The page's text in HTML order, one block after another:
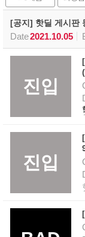
[공지] 핫딜 게시판
Date2021.10.05
진입
진입